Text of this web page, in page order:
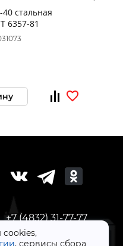
cookies,
, сервисы сбора
стальная
6357-81
+7 (4832) 31-77-77